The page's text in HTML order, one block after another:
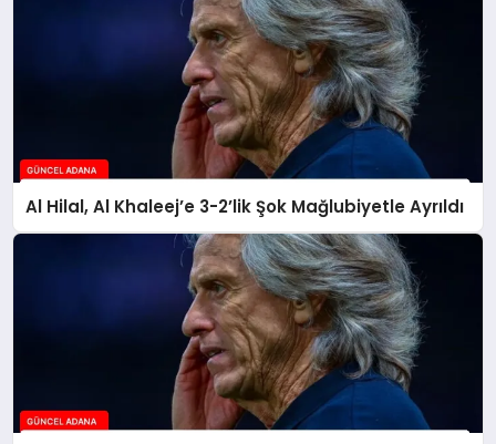
Al Hilal, Al Khaleej’e 3-2’lik Şok Mağlubiyetle Ayrıldı